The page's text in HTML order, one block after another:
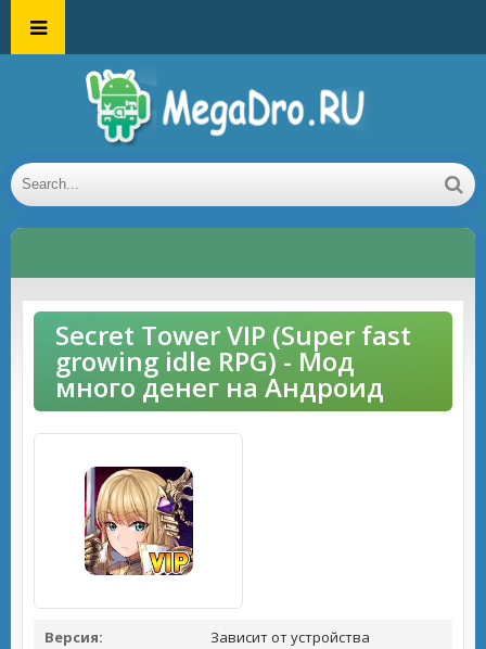
Secret Tower VIP (Super fast
growing idle RPG) - Мод
много денег на Андроид
Версия:
Зависит от устройства